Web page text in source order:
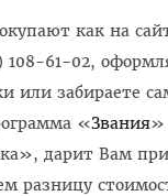
как на
108-61-02,
или забираете
«Звания»
дарит Вам
разницу